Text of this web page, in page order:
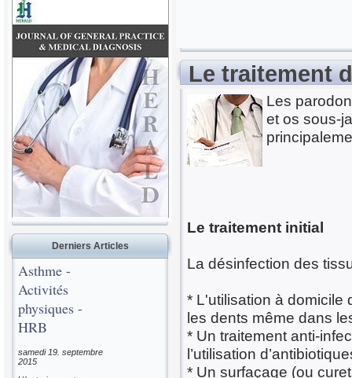
Derniers Articles
-
-
19. septembreConsommation
Le traitement
Les
et os sous-
Le traitement initial
La désinfection des
* L'utilisation à domicile
les dents même dans
* Un traitement anti-
l’utilisation
* Un surfaçage (ou